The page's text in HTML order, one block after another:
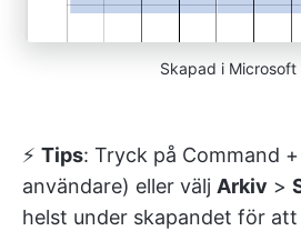
Skapad i Microsoft
⚡️ Tips: Tryck på Command
användare) eller välj Arkiv >
helst under skapandet för